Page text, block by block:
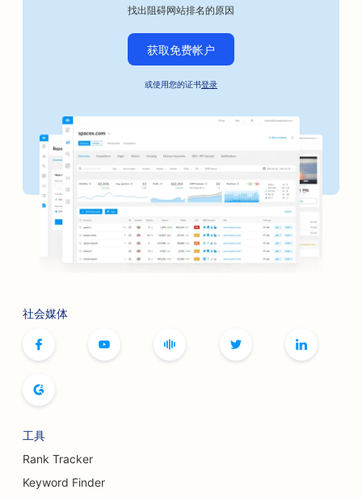
找出阻碍网站排名的原因
获取免费帐户
或使用您的证书登录
社会媒体
工具
Rank Tracker
Keyword Finder